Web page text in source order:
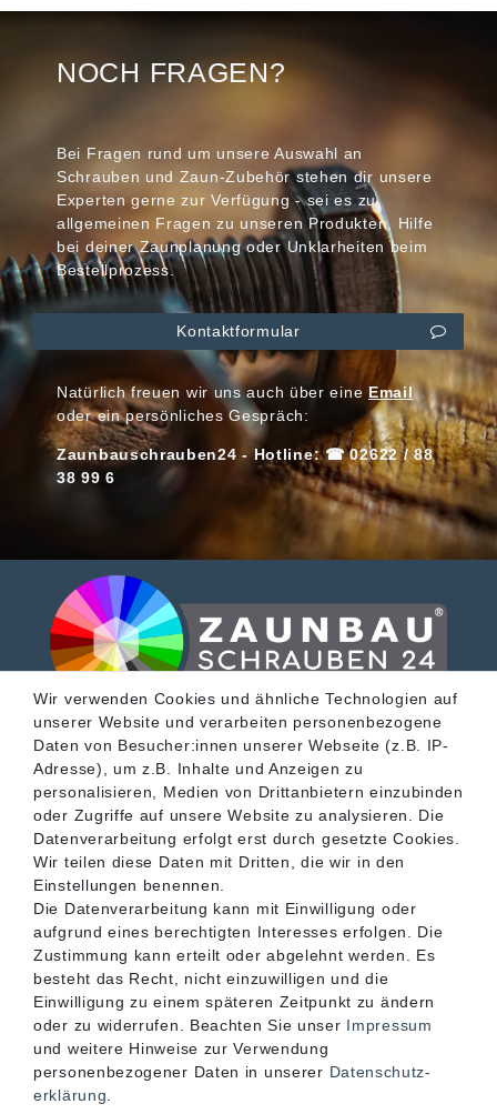
NOCH FRAGEN?
Bei Fragen rund um unsere Auswahl an
Schrauben und Zaun-Zubehör stehen dir unsere
Experten gerne zur Verfügung - sei es zu
allgemeinen Fragen zu unseren Produkten, Hilfe
bei deiner Zaunplanung oder Unklarheiten beim
Bestellprozess.
Kontaktformular
Natürlich freuen wir uns auch über eineEmail
oder ein persönliches Gespräch:
Zaunbauschrauben24 - Hotline: ☎ 02622 / 88
38 99 6
SERVICE
INFORMATIONEN
KONTAKT
Wir verwenden Cookies und ähnliche Technologien auf
unserer Website und verarbeiten personenbezogene
Daten von Besucher:innen unserer Webseite (z.B. IP-
Adresse), um z.B. Inhalte und Anzeigen zu
personalisieren, Medien von Drittanbietern einzubinden
oder Zugriffe auf unsere Website zu analysieren. Die
Datenverarbeitung erfolgt erst durch gesetzte Cookies.
Wir teilen diese Daten mit Dritten, die wir in den
Einstellungen benennen.
Die Datenverarbeitung kann mit Einwilligung oder
aufgrund eines berechtigten Interesses erfolgen. Die
Zustimmung kann erteilt oder abgelehnt werden. Es
besteht das Recht, nicht einzuwilligen und die
Einwilligung zu einem späteren Zeitpunkt zu ändern
oder zu widerrufen. Beachten Sie unser Impressum
und weitere Hinweise zur Verwendung
personenbezogener Daten in unserer Daten­schutz­
erklärung